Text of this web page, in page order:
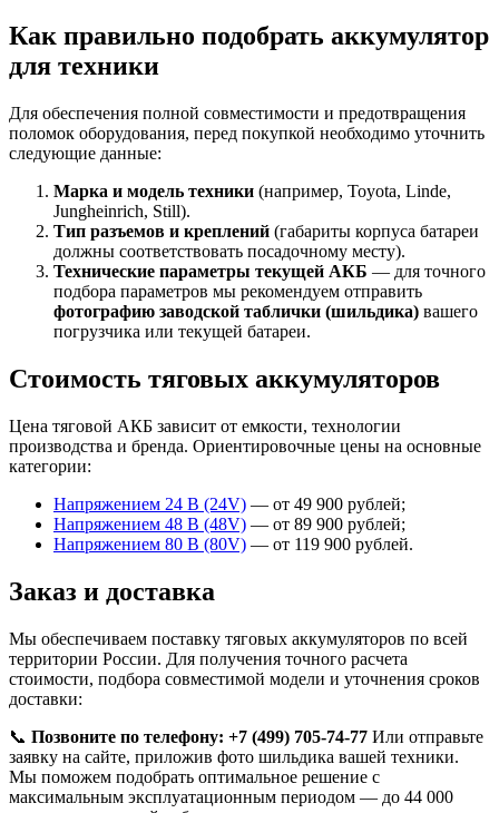
Как правильно подобрать аккумулятор
для техники
Для обеспечения полной совместимости и предотвращения
поломок оборудования, перед покупкой необходимо уточнить
следующие данные:
Марка и модель техники (например, Toyota, Linde,
Jungheinrich, Still).
Тип разъемов и креплений (габариты корпуса батареи
должны соответствовать посадочному месту).
Технические параметры текущей АКБ — для точного
подбора параметров мы рекомендуем отправить
фотографию заводской таблички (шильдика) вашего
погрузчика или текущей батареи.
Стоимость тяговых аккумуляторов
Цена тяговой АКБ зависит от емкости, технологии
производства и бренда. Ориентировочные цены на основные
категории:
Напряжением 24 В (24V) — от 49 900 рублей;
Напряжением 48 В (48V) — от 89 900 рублей;
Напряжением 80 В (80V) — от 119 900 рублей.
Заказ и доставка
Мы обеспечиваем поставку тяговых аккумуляторов по всей
территории России. Для получения точного расчета
стоимости, подбора совместимой модели и уточнения сроков
доставки:
📞 Позвоните по телефону: +7 (499) 705-74-77 Или отправьте
заявку на сайте, приложив фото шильдика вашей техники.
Мы поможем подобрать оптимальное решение с
максимальным эксплуатационным периодом — до 44 000